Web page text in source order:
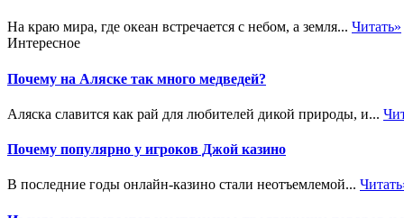
На краю мира, где океан встречается с небом, а земля... Читать»
Интересное
Почему на Аляске так много медведей?
Аляска славится как рай для любителей дикой природы, и...
Почему популярно у игроков Джой казино
В последние годы онлайн-казино стали неотъемлемой...